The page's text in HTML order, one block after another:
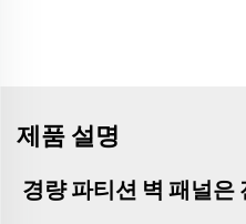
제품 설명
경량 파티션 벽 패널은